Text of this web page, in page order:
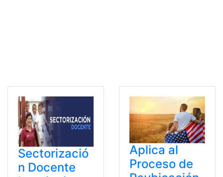
Sectorizació
n Docente
Aplica al
Proceso de